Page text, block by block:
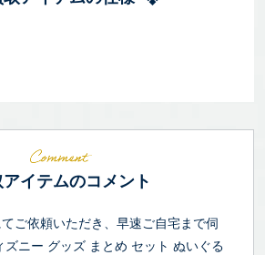
アイテムのコメント
ご依頼いただき、早速ご自宅まで伺
ズニー グッズ まとめ セット ぬいぐる